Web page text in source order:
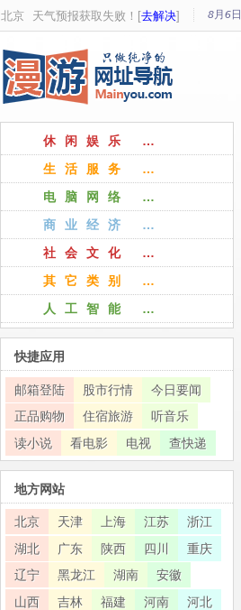
北京 天气预报获取失败！[去解决] 8月6日
休闲娱乐 …
生活服务 …
电脑网络 …
商业经济 …
社会文化 …
其它类别 …
人工智能 …
快捷应用
邮箱登陆 股市行情
今日要闻
正品购物
住宿旅游
听音乐
读小说
看电影 电视 查快递
地方网站
北京 天津 上海 江苏
浙江
湖北
广东 陕西 四川
重庆
辽宁
黑龙江 湖南
安徽
山西
吉林 福建 河南
河北